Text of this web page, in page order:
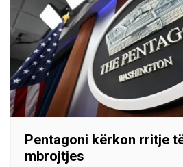
Pentagoni kërkon rritje
mbrojtjes